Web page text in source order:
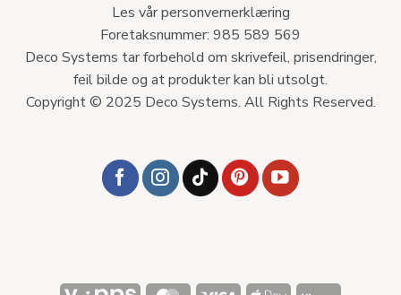
Les vår personvernerklæring
Foretaksnummer: 985 589 569
Deco Systems tar forbehold om skrivefeil, prisendringer,
feil bilde og at produkter kan bli utsolgt.
Copyright © 2025 Deco Systems. All Rights Reserved.